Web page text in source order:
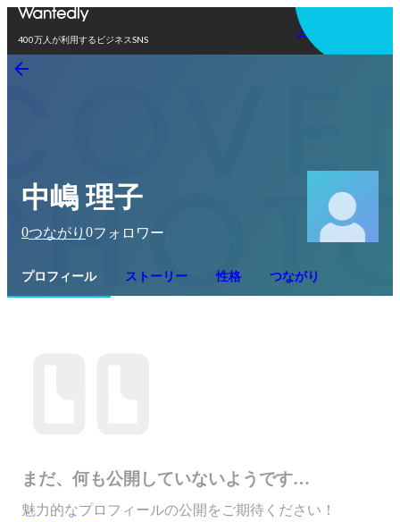
400万人が利用するビジネスSNS
アプリを使う
中嶋 理子
0つながり 0フォロワー
プロフィール ストーリー 性格 つながり
まだ、何も公開していないようです…
魅力的なプロフィールの公開をご期待ください！